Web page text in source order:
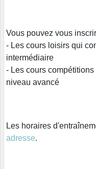
Vous pouvez vous
- Les cours loisirs qui
intermédiaire
- Les cours
niveau avancé
Les horaires
adresse.